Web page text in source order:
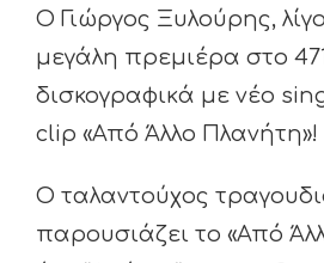
Ο Γιώργος Ξυλούρης,
μεγάλη πρεμιέρα στο
δισκογραφικά με νέο
clip «Από Άλλο Πλανήτη»!
Ο ταλαντούχος
παρουσιάζει το «Από